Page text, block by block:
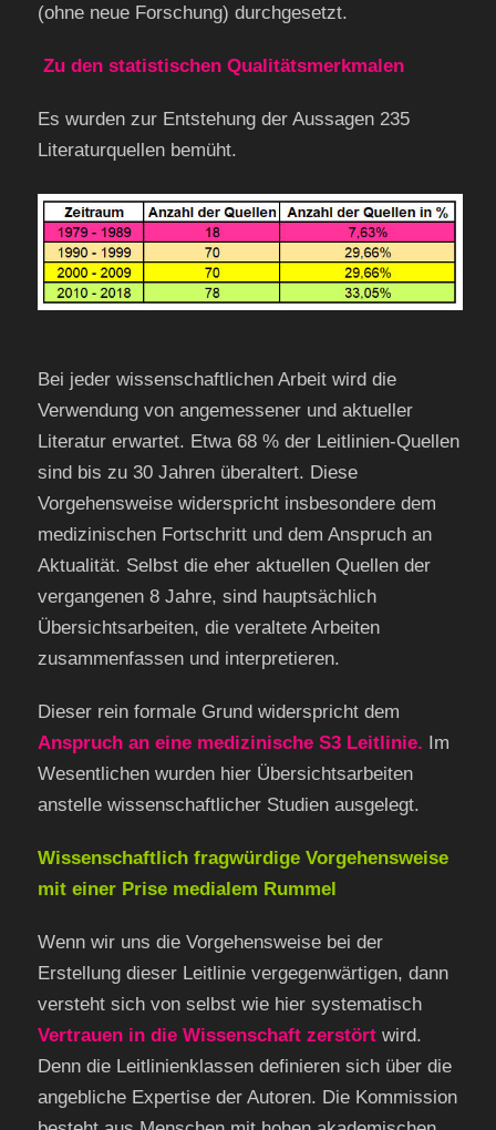
(ohne neue Forschung) durchgesetzt.
Zu den statistischen Qualitätsmerkmalen
Es wurden zur Entstehung der Aussagen 235
Literaturquellen bemüht.
Bei jeder wissenschaftlichen Arbeit wird die
Verwendung von angemessener und aktueller
Literatur erwartet. Etwa 68 % der Leitlinien-Quellen
sind bis zu 30 Jahren überaltert. Diese
Vorgehensweise widerspricht insbesondere dem
medizinischen Fortschritt und dem Anspruch an
Aktualität. Selbst die eher aktuellen Quellen der
vergangenen 8 Jahre, sind hauptsächlich
Übersichtsarbeiten, die veraltete Arbeiten
zusammenfassen und interpretieren.
Dieser rein formale Grund widerspricht dem
Anspruch an eine medizinische S3 Leitlinie. Im
Wesentlichen wurden hier Übersichtsarbeiten
anstelle wissenschaftlicher Studien ausgelegt.
Wissenschaftlich fragwürdige Vorgehensweise
mit einer Prise medialem Rummel
Wenn wir uns die Vorgehensweise bei der
Erstellung dieser Leitlinie vergegenwärtigen, dann
versteht sich von selbst wie hier systematisch
Vertrauen in die Wissenschaft zerstört wird.
Denn die Leitlinienklassen definieren sich über die
angebliche Expertise der Autoren. Die Kommission